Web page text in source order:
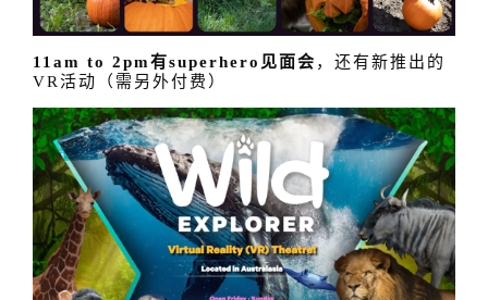
11am to 2pm有superhero见面会 ，还有新推出的
VR活动（需另外付费）